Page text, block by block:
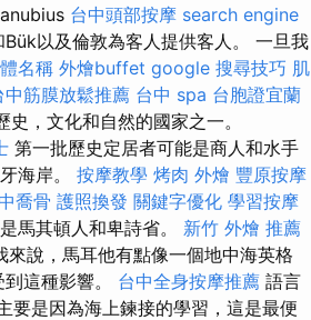
台中頭部按摩 search engine
以及倫敦為客人提供客人。 一旦我
名稱 外燴buffet google 搜尋技巧 肌
中筋膜放鬆推薦 台中 spa 台胞證宜蘭
，文化和自然的國家之一。
第一批歷史定居者可能是商人和水手
海岸。 按摩教學 烤肉 外燴 豐原按摩
喬骨 護照換發 關鍵字優化 學習按摩
馬其頓人和卑詩省。 新竹 外燴 推薦
說，馬耳他有點像一個地中海英格
這種影響。 台中全身按摩推薦 語言
要是因為海上鍊接的學習，這是最便